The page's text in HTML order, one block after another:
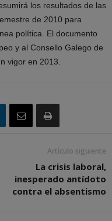
los resultados de las
de 2010 para
política. El documento
y al Consello Galego de
vigor en 2013.
Artículo siguiente
La crisis laboral,
inesperado antídoto
contra el absentismo